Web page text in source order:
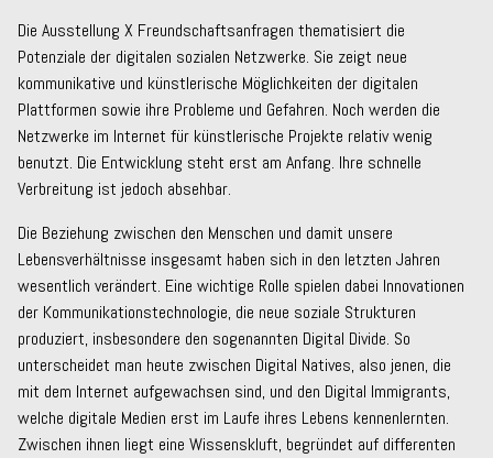
Die Ausstellung X Freundschaftsanfragen thematisiert die
Potenziale der digitalen sozialen Netzwerke. Sie zeigt neue
kommunikative und künstlerische Möglichkeiten der digitalen
Plattformen sowie ihre Probleme und Gefahren. Noch werden die
Netzwerke im Internet für künstlerische Projekte relativ wenig
benutzt. Die Entwicklung steht erst am Anfang. Ihre schnelle
Verbreitung ist jedoch absehbar.
Die Beziehung zwischen den Menschen und damit unsere
Lebensverhältnisse insgesamt haben sich in den letzten Jahren
wesentlich verändert. Eine wichtige Rolle spielen dabei Innovationen
der Kommunikationstechnologie, die neue soziale Strukturen
produziert, insbesondere den sogenannten Digital Divide. So
unterscheidet man heute zwischen Digital Natives, also jenen, die
mit dem Internet aufgewachsen sind, und den Digital Immigrants,
welche digitale Medien erst im Laufe ihres Lebens kennenlernten.
Zwischen ihnen liegt eine Wissenskluft, begründet auf differenten